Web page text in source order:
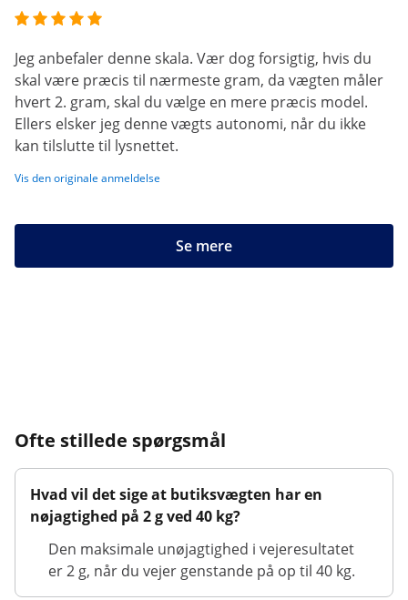
Jeg anbefaler denne skala. Vær dog forsigtig, hvis du
skal være præcis til nærmeste gram, da vægten måler
hvert 2. gram, skal du vælge en mere præcis model.
Ellers elsker jeg denne vægts autonomi, når du ikke
kan tilslutte til lysnettet.
Vis den originale anmeldelse
Se mere
Ofte stillede spørgsmål
Hvad vil det sige at butiksvægten har en
nøjagtighed på 2 g ved 40 kg?
Den maksimale unøjagtighed i vejeresultatet
er 2 g, når du vejer genstande på op til 40 kg.